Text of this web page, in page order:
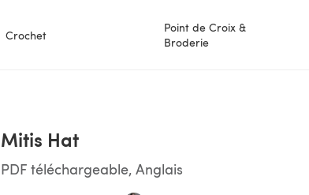
Crochet
Point de Croix &
Broderie
Mitis Hat
PDF téléchargeable, Anglais